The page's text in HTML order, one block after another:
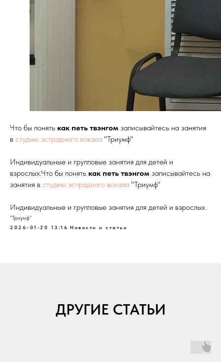
Что бы понять как петь твэнгом записывайтесь на занятия
в студию эстрадного вокала "Триумф"
Индивидуальные и групповые занятия для детей и
взрослых.Что бы понять как петь твэнгом записывайтесь на
занятия в студию эстрадного вокала "Триумф"
Индивидуальные и групповые занятия для детей и взрослых.
"Триумф"
2026-01-20 13:16 Новости и статьи
ДРУГИЕ СТАТЬИ